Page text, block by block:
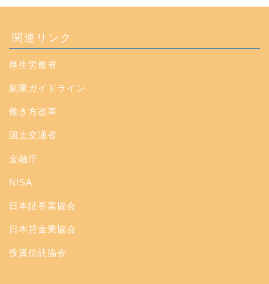
関連リンク
厚生労働省
副業ガイドライン
働き方改革
国土交通省
金融庁
NISA
日本証券業協会
日本貸金業協会
投資信託協会